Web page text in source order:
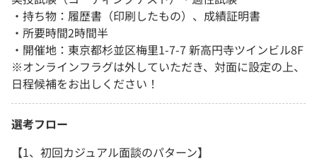
・持ち物：履歴書（印刷したもの）、成績証明書
・所要時間2時間半
・開催地：東京都杉並区梅里1-7-7 新高円寺ツインビル8F
※オンラインフラグは外していただき、対面に設定の上、
日程候補をお出しください！
選考フロー
【1、初回カジュアル面談のパターン】